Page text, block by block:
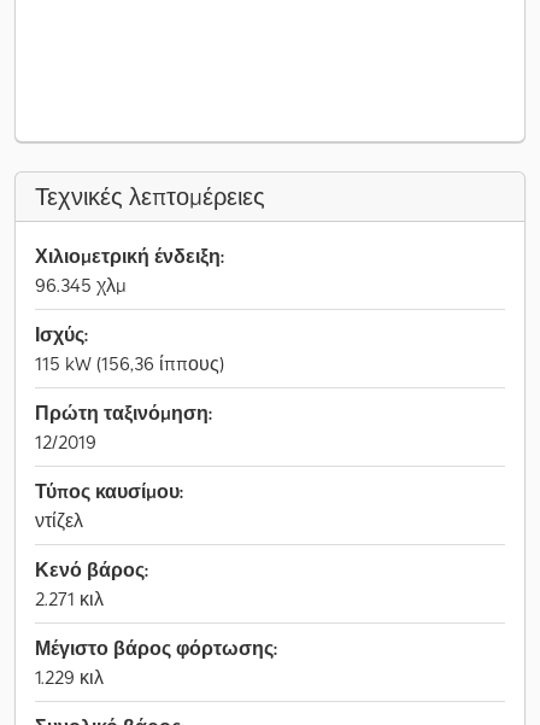
Τεχνικές λεπτομέρειες
Χιλιομετρική ένδειξη:
96.345 χλμ
Ισχύς:
115 kW (156,36 ίππους)
Πρώτη ταξινόμηση:
12/2019
Τύπος καυσίμου:
ντίζελ
Κενό βάρος:
2.271 κιλ
Μέγιστο βάρος φόρτωσης:
1.229 κιλ